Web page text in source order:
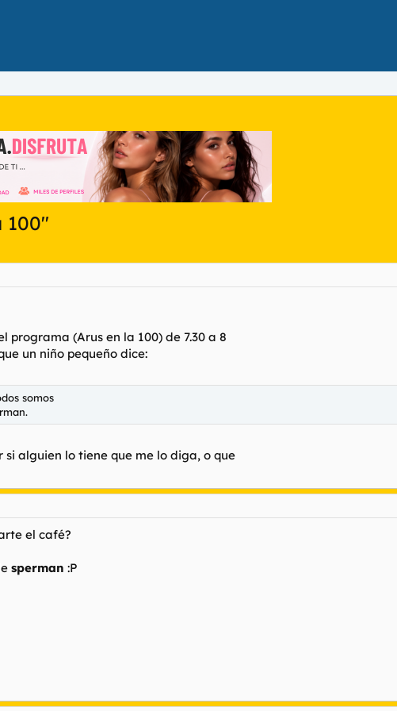
100"
programa (Arus en la 100) de 7.30 a 8
un niño pequeño dice:
somos
alguien lo tiene que me lo diga, o que
el café?
sperman :P